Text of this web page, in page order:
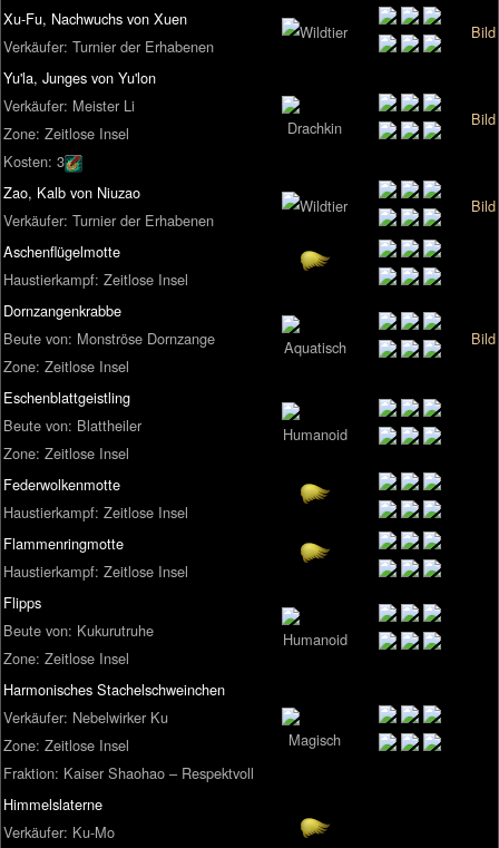
Xu-Fu, Nachwuchs von Xuen
Verkäufer: Turnier der Erhabenen
Bild
Yu'la, Junges von Yu'lon
Verkäufer: Meister Li
Zone: Zeitlose Insel
Kosten: 3
Bild
Zao, Kalb von Niuzao
Verkäufer: Turnier der Erhabenen
Bild
Aschenflügelmotte
Haustierkampf: Zeitlose Insel
Dornzangenkrabbe
Beute von: Monströse Dornzange
Zone: Zeitlose Insel
Bild
Eschenblattgeistling
Beute von: Blattheiler
Zone: Zeitlose Insel
Federwolkenmotte
Haustierkampf: Zeitlose Insel
Flammenringmotte
Haustierkampf: Zeitlose Insel
Flipps
Beute von: Kukurutruhe
Zone: Zeitlose Insel
Harmonisches Stachelschweinchen
Verkäufer: Nebelwirker Ku
Zone: Zeitlose Insel
Fraktion: Kaiser Shaohao – Respektvoll
Himmelslaterne
Verkäufer: Ku-Mo